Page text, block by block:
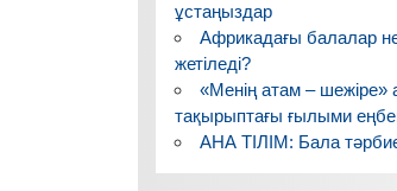
ұстаңыздар
Африкадағы балалар
жетіледі?
«Менің атам – шежіре»
тақырыптағы ғылыми
АНА ТІЛІМ: Бала